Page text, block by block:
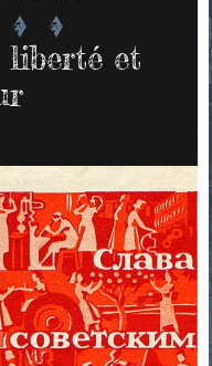
liberté et